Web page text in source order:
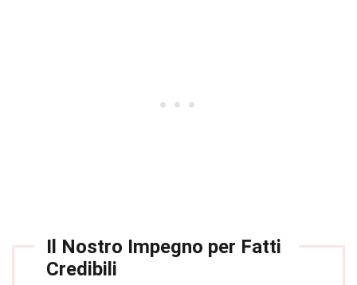
Il Nostro Impegno per Fatti
Credibili